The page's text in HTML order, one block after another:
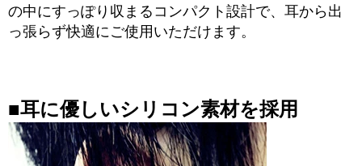
の中にすっぽり収まるコンパクト設計で、耳から出
っ張らず快適にご使用いただけます。
■耳に優しいシリコン素材を採用